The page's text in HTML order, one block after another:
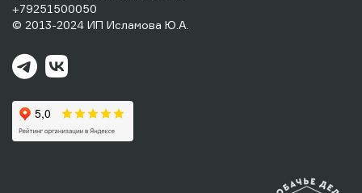
+79251500050
© 2013-2024 ИП Исламова Ю.А.